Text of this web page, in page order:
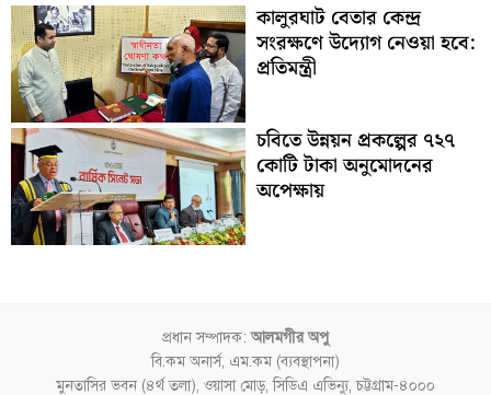
কালুরঘাট বেতার কেন্দ্র
সংরক্ষণে উদ্যোগ নেওয়া হবে:
প্রতিমন্ত্রী
চবিতে উন্নয়ন প্রকল্পের ৭২৭
কোটি টাকা অনুমোদনের
অপেক্ষায়
প্রধান সম্পাদক:আলমগীর অপু
বি.কম অনার্স, এম.কম (ব্যবস্থাপনা)
মুনতাসির ভবন (৪র্থ তলা), ওয়াসা মোড়, সিডিএ এভিন্যু, চট্টগ্রাম-৪০০০